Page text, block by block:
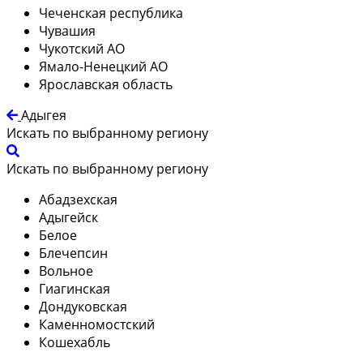
Чеченская республика
Чувашия
Чукотский АО
Ямало-Ненецкий АО
Ярославская область
Адыгея
Искать по выбранному региону
Искать по выбранному региону
Абадзехская
Адыгейск
Белое
Блечепсин
Вольное
Гиагинская
Дондуковская
Каменномостский
Кошехабль